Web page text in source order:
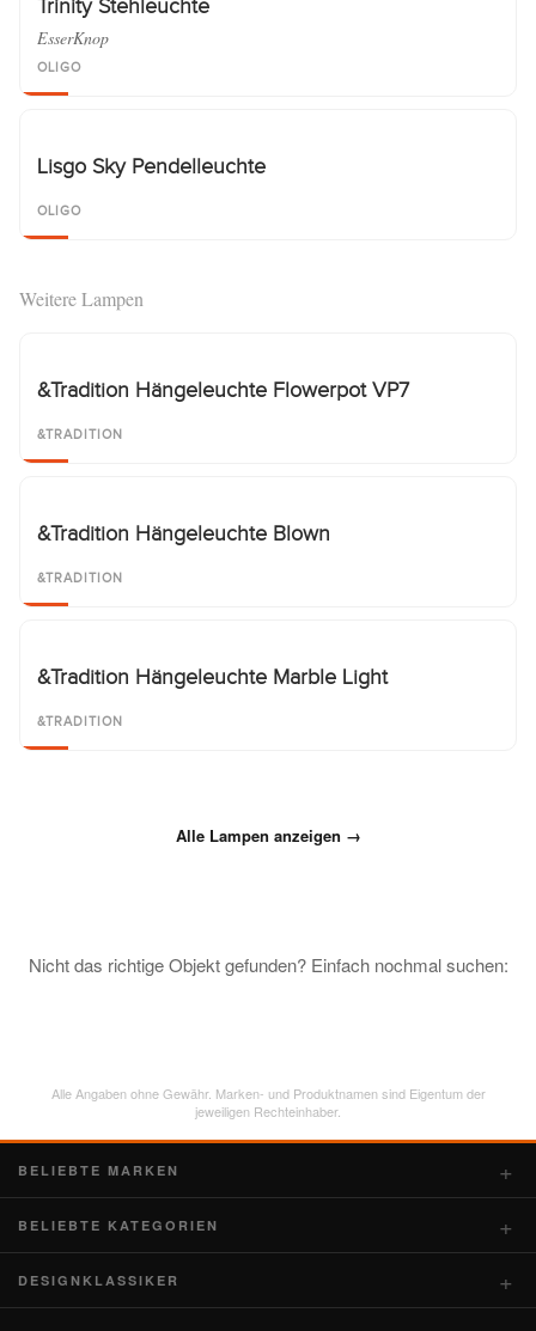
Trinity Stehleuchte
EsserKnop
OLIGO
Lisgo Sky Pendelleuchte
OLIGO
Weitere Lampen
&Tradition Hängeleuchte Flowerpot VP7
&TRADITION
&Tradition Hängeleuchte Blown
&TRADITION
&Tradition Hängeleuchte Marble Light
&TRADITION
Alle Lampen anzeigen →
Nicht das richtige Objekt gefunden? Einfach nochmal suchen:
Alle Angaben ohne Gewähr. Marken- und Produktnamen sind Eigentum der
jeweiligen Rechteinhaber.
BELIEBTE MARKEN
BELIEBTE KATEGORIEN
DESIGNKLASSIKER